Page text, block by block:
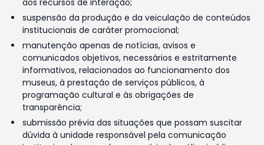
aos recursos de interação;
suspensão da produção e da veiculação de conteúdos
institucionais de caráter promocional;
manutenção apenas de notícias, avisos e
comunicados objetivos, necessários e estritamente
informativos, relacionados ao funcionamento dos
museus, à prestação de serviços públicos, à
programação cultural e às obrigações de
transparência;
submissão prévia das situações que possam suscitar
dúvida à unidade responsável pela comunicação